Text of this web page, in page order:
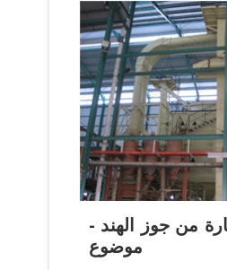
من جوز الهند -
موضوع